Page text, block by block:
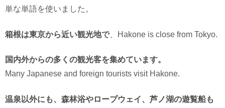
単な単語を使いました。
箱根は東京から近い観光地で、Hakone is close from Tokyo.
国内外からの多くの観光客を集めています。
Many Japanese and foreign tourists visit Hakone.
温泉以外にも、森林浴やロープウェイ、芦ノ湖の遊覧船も